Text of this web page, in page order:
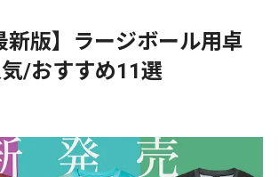
新版】ラージボール用卓
/おすすめ11選